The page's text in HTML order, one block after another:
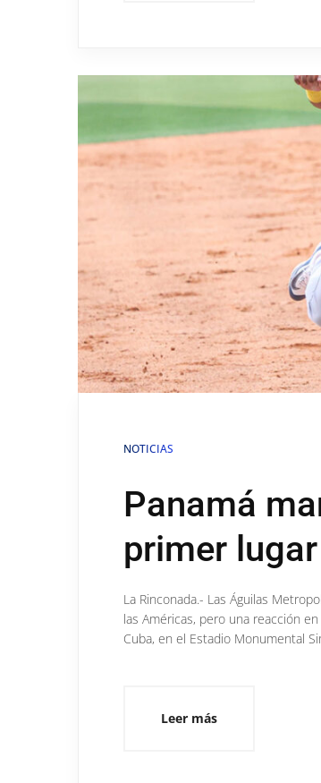
NOTICIAS
Panamá
primer lugar
La Rinconada.- Las Águilas
las Américas, pero una reacción
Cuba, en el Estadio Monumental
Leer más